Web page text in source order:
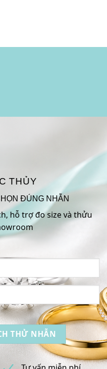
THỦY
ĐÚNG NHẪN
hỗ trợ đo size và thửu